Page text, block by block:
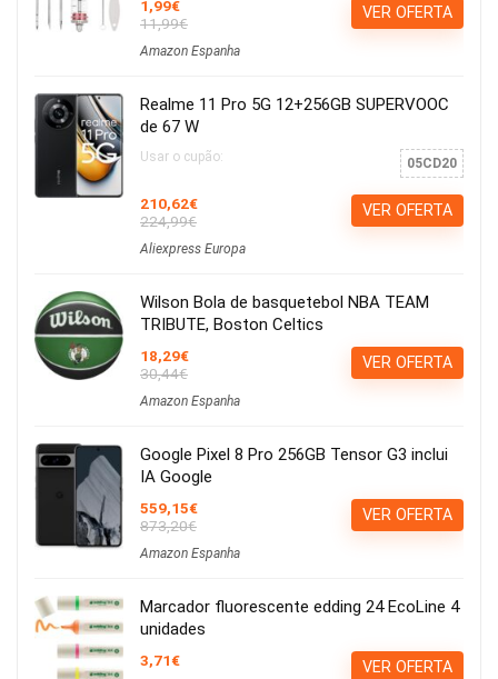
1,99€
11,99€
Amazon Espanha
VER OFERTA
Realme 11 Pro 5G 12+256GB SUPERVOOC
de 67 W
Usar o cupão: 05CD20
210,62€
224,99€
Aliexpress Europa
VER OFERTA
Wilson Bola de basquetebol NBA TEAM
TRIBUTE, Boston Celtics
18,29€
30,44€
Amazon Espanha
VER OFERTA
Google Pixel 8 Pro 256GB Tensor G3 inclui
IA Google
559,15€
873,20€
Amazon Espanha
VER OFERTA
Marcador fluorescente edding 24 EcoLine 4
unidades
3,71€ VER OFERTA